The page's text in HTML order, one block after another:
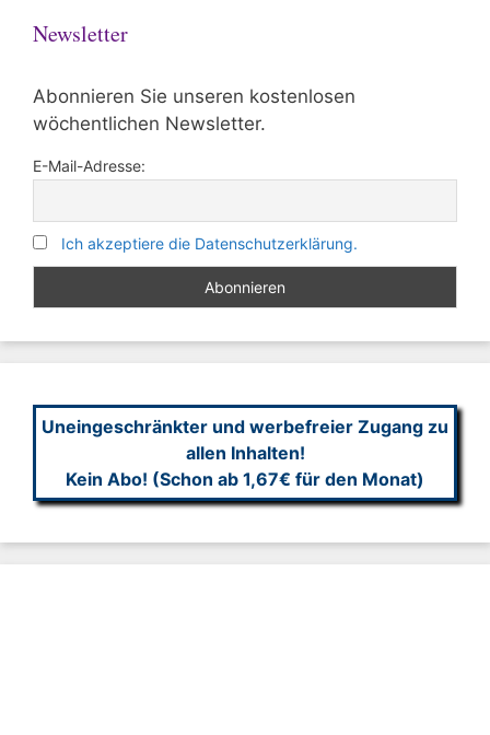
Newsletter
Abonnieren Sie unseren kostenlosen
wöchentlichen Newsletter.
E-Mail-Adresse:
Ich akzeptiere die Datenschutzerklärung.
Uneingeschränkter und werbefreier Zugang zu
allen Inhalten!
Kein Abo! (Schon ab 1,67€ für den Monat)